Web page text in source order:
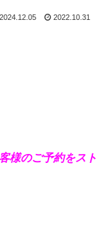
2024.12.05 2022.10.31
様のご予約をスト